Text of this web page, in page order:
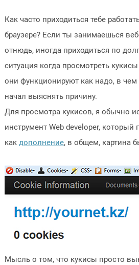
Как часто приходиться тебе
браузере? Если ты занимаешься
отнюдь, иногда приходиться по
ситуация когда просмотреть
они функционируют как надо, в
начал выяснять причину.
Для просмотра кукисов, я обычно
инструмент Web developer, который
как дополнение, в общем, картина
Мысль о том, что кукисы просто